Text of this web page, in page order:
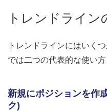
トレンドライン
トレンドラインにはいく
では二つの代表的な使い方
新規にポジションを作
ク)